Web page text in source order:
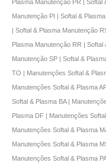
Plasma Manutenção PR | Softal
Manutenção PI | Softal &
| Softal & Plasma Manutenção
Plasma Manutenção RR |
Manutenção SP | Softal &
TO | Manutenções Softal &
Manutenções Softal & Plasma
Softal & Plasma BA |
Plasma DF | Manutenções
Manutenções Softal & Plasma
Manutenções Softal & Plasma
Manutenções Softal & Plasma